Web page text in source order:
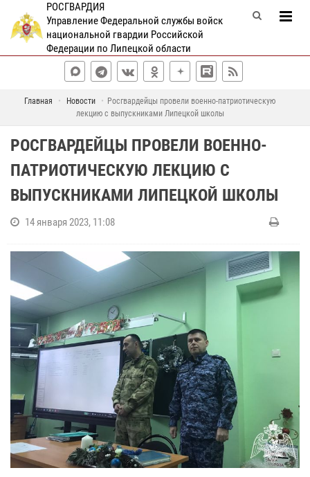
РОСГВАРДИЯ
Управление Федеральной службы войск
национальной гвардии Российской
Федерации по Липецкой области
Главная Новости
Росгвардейцы провели военно-патриотическую
лекцию с выпускниками Липецкой школы
РОСГВАРДЕЙЦЫ ПРОВЕЛИ ВОЕННО-
ПАТРИОТИЧЕСКУЮ ЛЕКЦИЮ С
ВЫПУСКНИКАМИ ЛИПЕЦКОЙ ШКОЛЫ
14 января 2023, 11:08